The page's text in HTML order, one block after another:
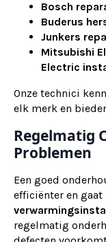
Bosch
Buderus
Junkers
Mitsubishi
Electric
Onze technici
elk merk en
Regelmatig
Problemen
Een goed
efficiënter en gaat
regelmatig